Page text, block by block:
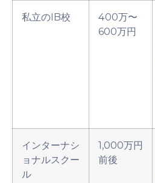
私立のIB校
400万〜
600万円
インターナシ
ョナルスクー
ル
1,000万円
前後